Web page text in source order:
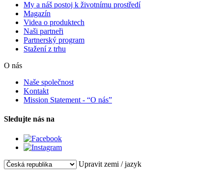
My a náš postoj k životnímu prostředí
Magazín
Videa o produktech
Naši partneři
Partnerský program
Stažení z trhu
O nás
Naše společnost
Kontakt
Mission Statement - “O nás”
Sledujte nás na
Upravit zemi / jazyk